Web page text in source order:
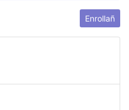
Enrollañ